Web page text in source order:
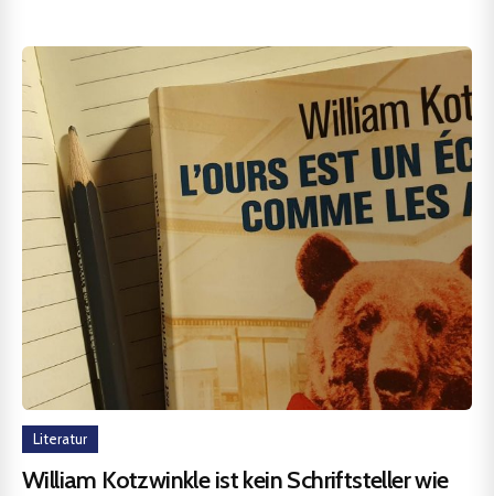
Literatur
William Kotzwinkle ist kein Schriftsteller wie